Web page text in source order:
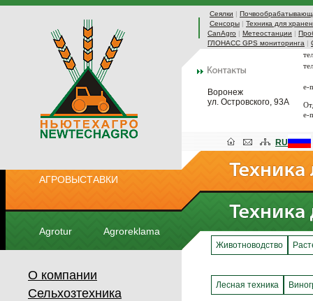
Сеялки |
Сенсоры | Техника для
CanAgro | Метеостанции |
ГЛОНАСС GPS мониторинга |
Воронеж
ул. Островского, 93А
e-
e-
АГРОВЫСТАВКИ
Agrotur Agroreklama
RU
О компании
Сельхозтехника
Животноводство
Лесная техника